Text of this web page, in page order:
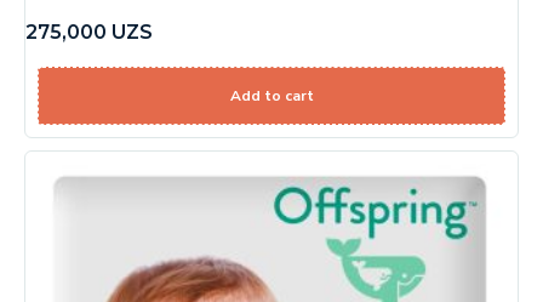
275,000 UZS
Add to cart